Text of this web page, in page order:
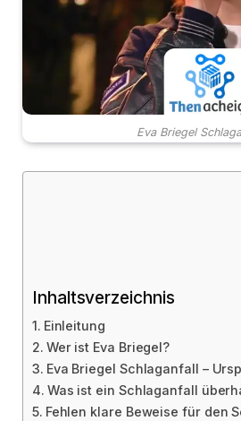
Eva Briegel
Inhaltsverzeichnis
Einleitung
Wer ist Eva Briegel?
Eva Briegel Schlaganfall –
Was ist ein Schlaganfall
Fehlen klare Beweise für den